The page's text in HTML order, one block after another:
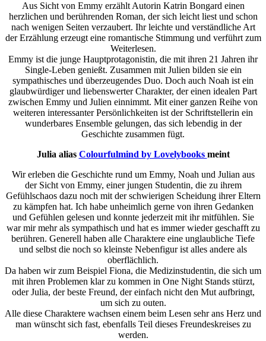
Aus Sicht von Emmy erzählt Autorin Katrin Bongard einen
herzlichen und berührenden Roman, der sich leicht liest und schon
nach wenigen Seiten verzaubert. Ihr leichte und verständliche Art
der Erzählung erzeugt eine romantische Stimmung und verführt zum
Weiterlesen.
Emmy ist die junge Hauptprotagonistin, die mit ihren 21 Jahren ihr
Single-Leben genießt. Zusammen mit Julien bilden sie ein
sympathisches und überzeugendes Duo. Doch auch Noah ist ein
glaubwürdiger und liebenswerter Charakter, der einen idealen Part
zwischen Emmy und Julien einnimmt. Mit einer ganzen Reihe von
weiteren interessanter Persönlichkeiten ist der Schriftstellerin ein
wunderbares Ensemble gelungen, das sich lebendig in der
Geschichte zusammen fügt.
Julia alias Colourfulmind by Lovelybooks meint
Wir erleben die Geschichte rund um Emmy, Noah und Julian aus
der Sicht von Emmy, einer jungen Studentin, die zu ihrem
Gefühlschaos dazu noch mit der schwierigen Scheidung ihrer Eltern
zu kämpfen hat. Ich habe unheimlich gerne von ihren Gedanken
und Gefühlen gelesen und konnte jederzeit mit ihr mitfühlen. Sie
war mir mehr als sympathisch und hat es immer wieder geschafft zu
berühren. Generell haben alle Charaktere eine unglaubliche Tiefe
und selbst die noch so kleinste Nebenfigur ist alles andere als
oberflächlich.
Da haben wir zum Beispiel Fiona, die Medizinstudentin, die sich um
mit ihren Problemen klar zu kommen in One Night Stands stürzt,
oder Julia, der beste Freund, der einfach nicht den Mut aufbringt,
um sich zu outen.
Alle diese Charaktere wachsen einem beim Lesen sehr ans Herz und
man wünscht sich fast, ebenfalls Teil dieses Freundeskreises zu
werden.